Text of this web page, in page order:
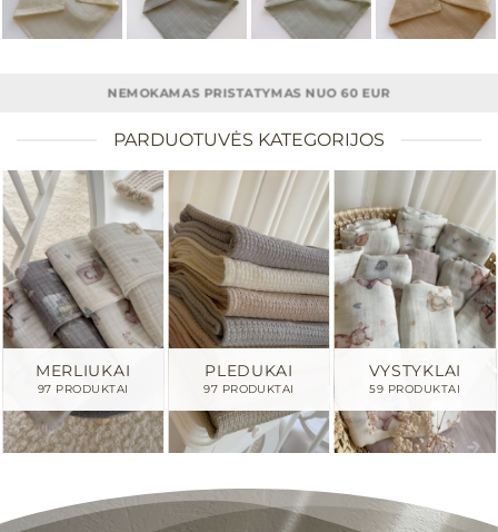
NEMOKAMAS PRISTATYMAS NUO 60 EUR
PARDUOTUVĖS KATEGORIJOS
MERLIUKAI
97 PRODUKTAI
PLEDUKAI
97 PRODUKTAI
VYSTYKLAI
59 PRODUKTAI